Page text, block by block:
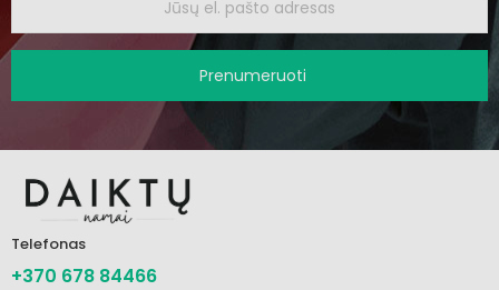
Prenumeruoti
Telefonas
+370 678 84466